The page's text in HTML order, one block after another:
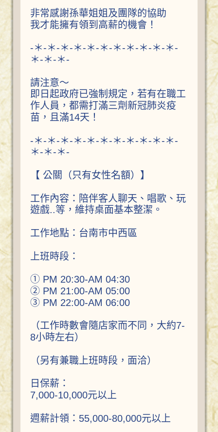
非常感謝孫華姐姐及團隊的協助
我才能擁有領到高薪的機會！
-＊-＊-＊-＊-＊-＊-＊-＊-＊-＊-＊-
＊-＊-＊-
請注意～
即日起政府已強制規定，若有在職工
作人員，都需打滿三劑新冠肺炎疫
苗，且滿14天！
-＊-＊-＊-＊-＊-＊-＊-＊-＊-＊-＊-
＊-＊-＊-
【 公關（只有女性名額）】
工作內容：陪伴客人聊天、唱歌、玩
遊戲..等，維持桌面基本整潔。
工作地點：台南市中西區
上班時段：
① PM 20:30-AM 04:30
② PM 21:00-AM 05:00
③ PM 22:00-AM 06:00
（工作時數會隨店家而不同，大約7-
8小時左右）
（另有兼職上班時段，面洽）
日保薪：
7,000-10,000元以上
週薪計領：55,000-80,000元以上